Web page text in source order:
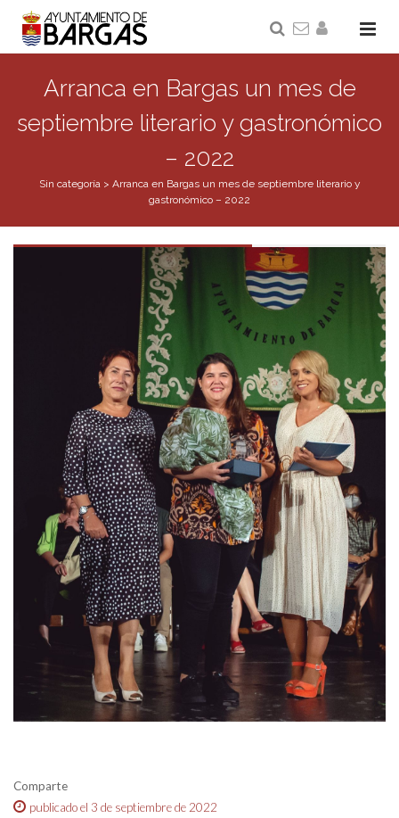
Arranca en Bargas un mes de
septiembre literario y gastronómico
– 2022
Sin categoría> Arranca en Bargas un mes de septiembre literario y
gastronómico – 2022
Comparte
publicado el 3 de septiembre de 2022